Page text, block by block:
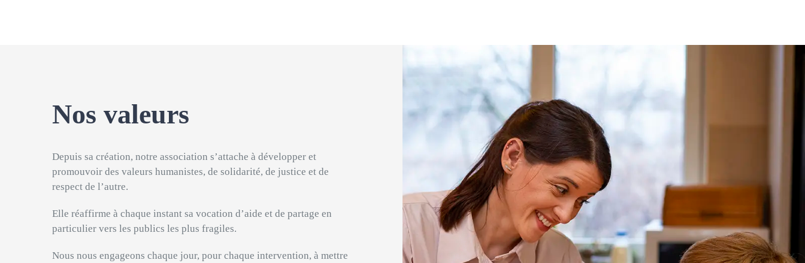
Nos valeurs
Depuis sa création, notre association s’attache à développer et
promouvoir des valeurs humanistes, de solidarité, de justice et de
respect de l’autre.
Elle réaffirme à chaque instant sa vocation d’aide et de partage en
particulier vers les publics les plus fragiles.
Nous nous engageons chaque jour, pour chaque intervention, à mettre